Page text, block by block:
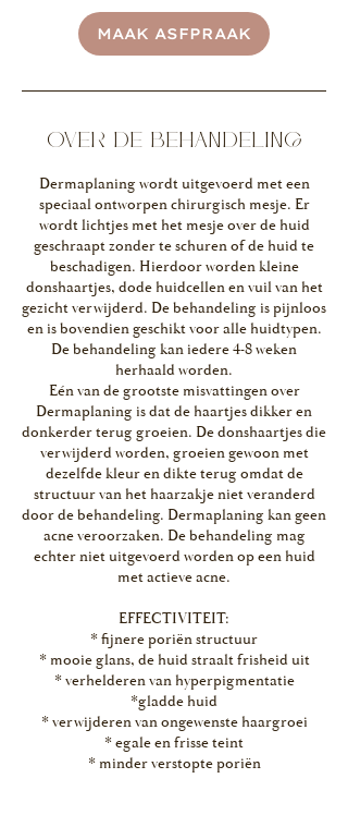
i
n
.
MAAK ASFPRAAK
OVER DE BEHANDELING
Dermaplaning wordt uitgevoerd met een
speciaal ontworpen chirurgisch mesje. Er
wordt lichtjes met het mesje over de huid
geschraapt zonder te schuren of de huid te
beschadigen. Hierdoor worden kleine
donshaartjes, dode huidcellen en vuil van het
gezicht verwijderd. De behandeling is pijnloos
en is bovendien geschikt voor alle huidtypen.
De behandeling kan iedere 4-8 weken
herhaald worden.
Eén van de grootste misvattingen over
Dermaplaning is dat de haartjes dikker en
donkerder terug groeien. De donshaartjes die
verwijderd worden, groeien gewoon met
dezelfde kleur en dikte terug omdat de
structuur van het haarzakje niet veranderd
door de behandeling. Dermaplaning kan geen
acne veroorzaken. De behandeling mag
echter niet uitgevoerd worden op een huid
met actieve acne.
EFFECTIVITEIT:
* fijnere poriën structuur
* mooie glans, de huid straalt frisheid uit
* verhelderen van hyperpigmentatie
*gladde huid
* verwijderen van ongewenste haargroei
* egale en frisse teint
* minder verstopte poriën